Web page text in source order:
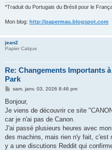
*Traduit du Portugais du Brésil pour le
Mon blog: http://papermau.blogspot.com
jean2
Papier Calque
Re: Changements Importants
Park
M
s
a
g
sam. janv. 03, 2026 8:46 pm
Bonjour,
Je viens de découvrir ce site
car je n'ai pas de Canon.
J'ai passé plusieurs heures avec
des machins, mais rien n'y fait, c'est
y a une discutions Reddit qui